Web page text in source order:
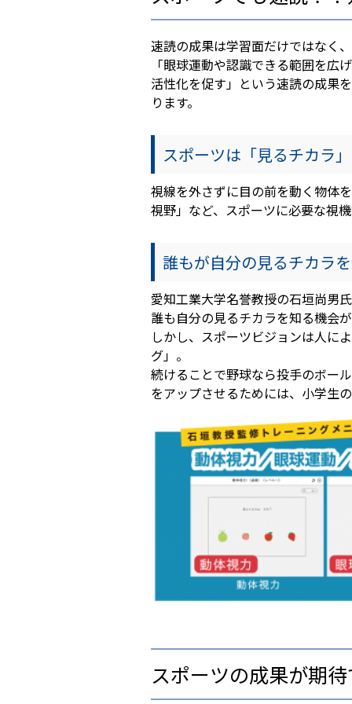
速読の成果は学習面だけではなく
「眼球運動や認識できる範囲を
活性化を促す」という速読の成果
ります。
スポーツは「見るチカラ
視線を外さずに目の前を動く物体
視野」など、スポーツに必要な視
誰もが自分の見るチカラ
愛知工業大学名誉教授の石垣尚男
誰も自分の見るチカラを知る機会
しかし、スポーツビジョンは人に
グ」。
続けることで野球なら投手のボー
をアップさせるためには、小学生
スポーツの成果が期